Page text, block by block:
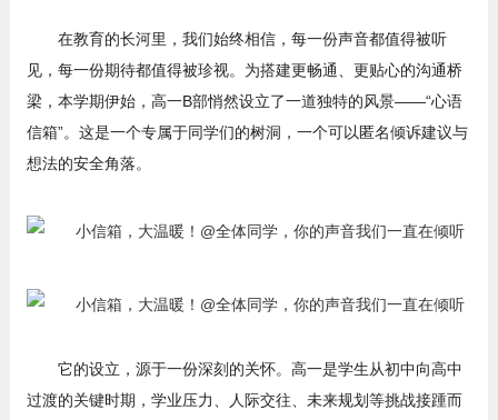
在教育的长河里，我们始终相信，每一份声音都值得被听
见，每一份期待都值得被珍视。为搭建更畅通、更贴心的沟通桥
梁，本学期伊始，高一B部悄然设立了一道独特的风景——“心语
信箱”。这是一个专属于同学们的树洞，一个可以匿名倾诉建议与
想法的安全角落。
它的设立，源于一份深刻的关怀。高一是学生从初中向高中
过渡的关键时期，学业压力、人际交往、未来规划等挑战接踵而